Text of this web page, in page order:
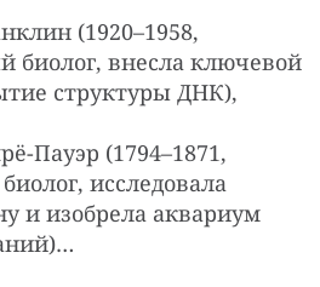
(1920–1958,
биолог, внесла ключевой
структуры ДНК),
Пауэр (1794–1871,
исследовала
и изобрела аквариум